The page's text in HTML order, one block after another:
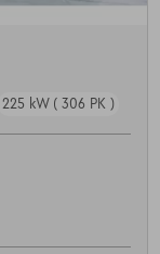
225 kW ( 306 PK )